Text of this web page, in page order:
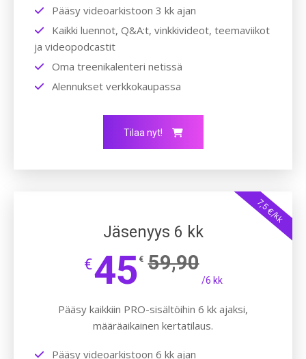
Pääsy videoarkistoon 3 kk ajan
Kaikki luennot, Q&A:t, vinkkivideot, teemaviikot
ja videopodcastit
Oma treenikalenteri netissä
Alennukset verkkokaupassa
Tilaa nyt!
7,5 €/kk
Jäsenyys 6 kk
€45 € 59,90
/6 kk
Pääsy kaikkiin PRO-sisältöihin 6 kk ajaksi,
määräaikainen kertatilaus.
Pääsy videoarkistoon 6 kk ajan